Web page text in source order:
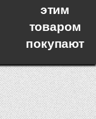
этим
товаром
покупают